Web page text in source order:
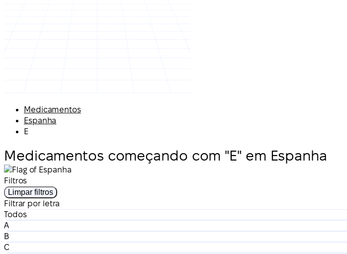
Medicamentos
Espanha
E
Medicamentos começando com "E" em Espanha
Filtros
Limpar filtros
Filtrar por letra
Todos
A
B
C